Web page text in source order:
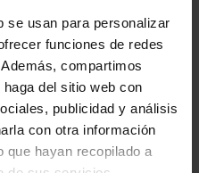
se usan para personalizar
funciones de redes
compartimos
del sitio web con
publicidad y análisis
con otra información
que hayan recopilado a
€67.76